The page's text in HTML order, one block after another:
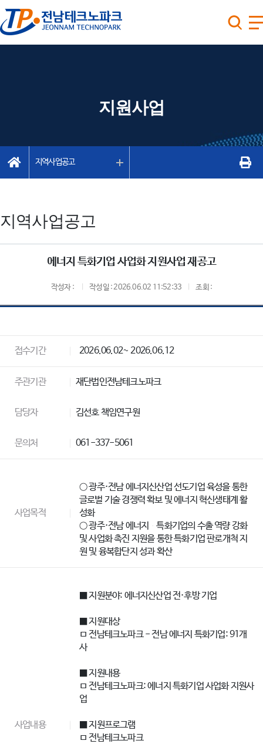
지원사업
지역사업공고
지역사업공고
에너지 특화기업 사업화 지원사업 재공고
작성자 : 작성일 : 2026.06.02 11:52:33 조회 :
접수기간 2026.06.02~ 2026.06.12
주관기관 재단법인전남테크노파크
담당자 김선호 책임연구원
문의처 061-337-5061
사업목적
○ 광주·전남 에너지신산업 선도기업 육성을 통한
글로벌 기술 경쟁력 확보 및 에너지 혁신생태계 활
성화
○ 광주·전남 에너지 특화기업의 수출 역량 강화
및 사업화 촉진 지원을 통한 특화기업 판로개척 지
원 및 융복합단지 성과 확산
사업내용
■ 지원분야: 에너지신산업 전·후방 기업
■ 지원대상
ㅁ 전남테크노파크 - 전남 에너지 특화기업: 91개
사
■ 지원내용
ㅁ 전남테크노파크: 에너지 특화기업 사업화 지원사
업
■ 지원프로그램
ㅁ 전남테크노파크